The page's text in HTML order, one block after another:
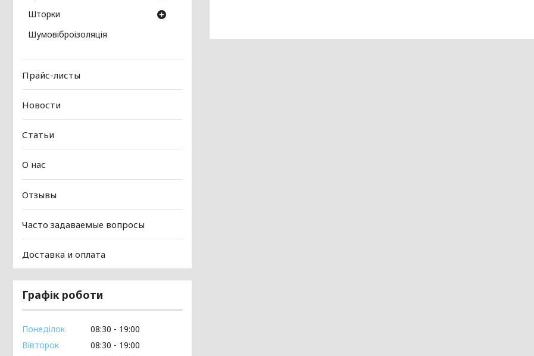
Шторки
Шумовіброізоляція
Прайс-листы
Новости
Статьи
О нас
Отзывы
Часто задаваемые вопросы
Доставка и оплата
Графік роботи
Понеділок 08:30
19:00
Вівторок
08:30
19:00